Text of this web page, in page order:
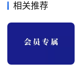
相关推荐